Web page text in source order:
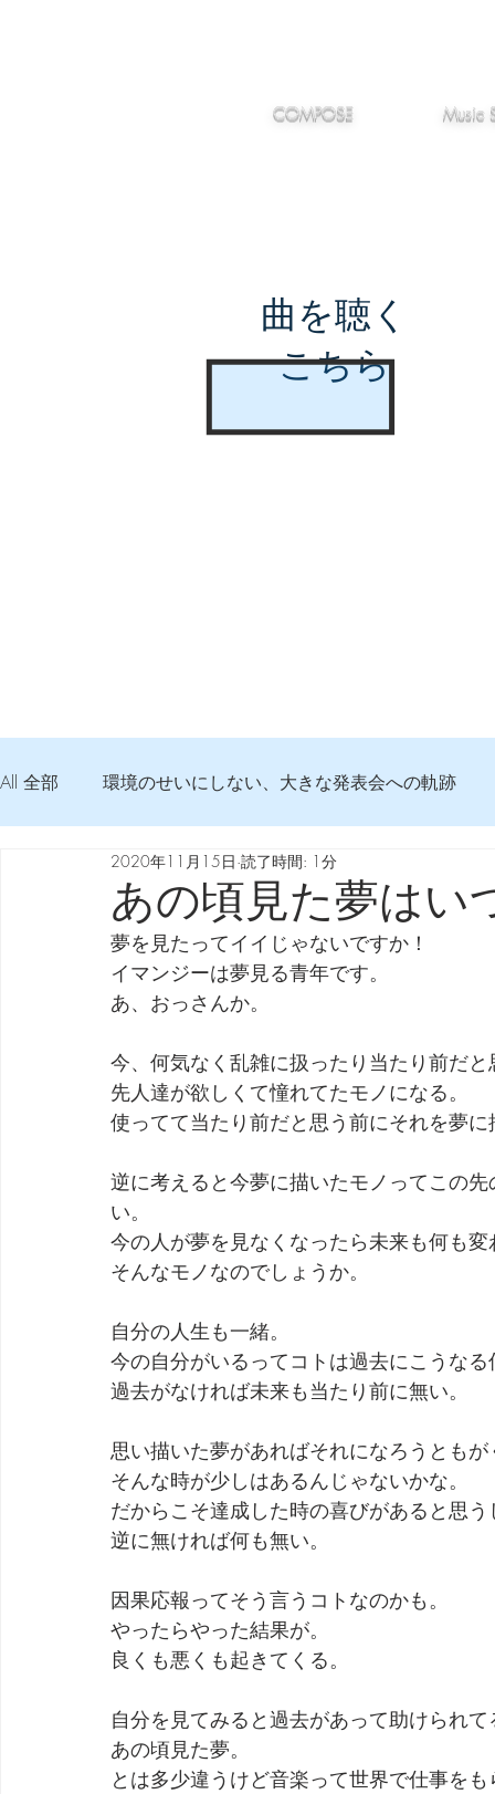
COMPOSE Music
曲を聴く
こちら
All 全部 環境のせいにしない、大きな発表会への軌跡
弦交換の記録 DTM 始める 知っておきたいコト
Imanjy Studio 使われているモノ 食べんじーの美味
劇団 Avan 劇伴が出来るまでを追ったドキュメンタリー
あの頃見た夢はい
2020年11月15日 読了時間: 1分
夢を見たってイイじゃないですか！
イマンジーは夢見る青年です。
あ、おっさんか。
今、何気なく乱雑に扱ったり当たり前だ
先人達が欲しくて憧れてたモノになる。
使ってて当たり前だと思う前にそれを夢
逆に考えると今夢に描いたモノってこの
い。
今の人が夢を見なくなったら未来も何も
そんなモノなのでしょうか。
自分の人生も一緒。
今の自分がいるってコトは過去にこうな
過去がなければ未来も当たり前に無い。
思い描いた夢があればそれになろうとも
そんな時が少しはあるんじゃないかな。
だからこそ達成した時の喜びがあると思う
逆に無ければ何も無い。
因果応報ってそう言うコトなのかも。
やったらやった結果が。
良くも悪くも起きてくる。
自分を見てみると過去があって助けられ
あの頃見た夢。
とは多少違うけど音楽って世界で仕事を